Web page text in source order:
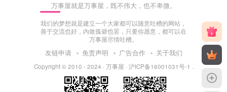
万事屋就是万事屋，既不伟大，也不卑微。
我们的梦想就是建立一个大家都可以随意吐槽的网站，
善于交流也好，内敛孤僻也罢，只要你愿意，都可以在
万事屋尽情吐槽。
友链申请 免责声明 广告合作 关于我们
Copyright © 2010 - 2024 · 万事屋 · 沪ICP备16001031号-1